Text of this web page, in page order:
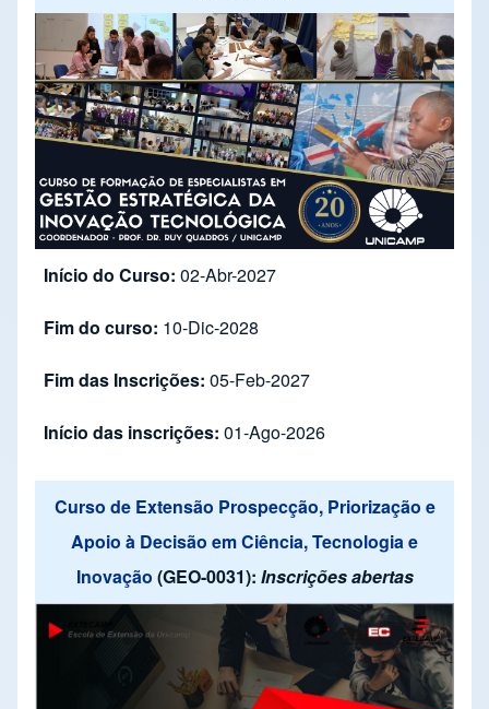
Início do Curso: 02-Abr-2027
Fim do curso: 10-Dic-2028
Fim das Inscrições: 05-Feb-2027
Início das inscrições: 01-Ago-2026
Curso de Extensão Prospecção, Priorização e
Apoio à Decisão em Ciência, Tecnologia e
Inovação (GEO-0031): Inscrições abertas